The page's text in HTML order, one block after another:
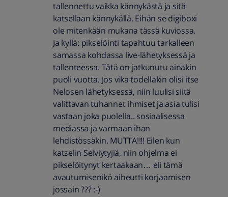
tallennettu vaikka kännykästä ja sitä
katsellaan kännykällä. Eihän se digiboxi
ole mitenkään mukana tässä kuviossa.
Ja kyllä: pikselöinti tapahtuu tarkalleen
samassa kohdassa live-lähetyksessä ja
tallenteessa. Tätä on jatkunutu ainakin
puoli vuotta. Jos vika todellakin olisi itse
Nelosen lähetyksessä, niin luulisi siitä
valittavan tuhannet ihmiset ja asia tulisi
vastaan joka puolella.. sosiaalisessa
mediassa ja varmaan ihan
lehdistössäkin. MUTTA!!!! Eilen kun
katselin Selviytyjiä, niin ohjelma ei
pikselöitynyt kertaakaan… eli tämä
avautumisenikö aiheutti korjaamisen
jossain ??? :-)